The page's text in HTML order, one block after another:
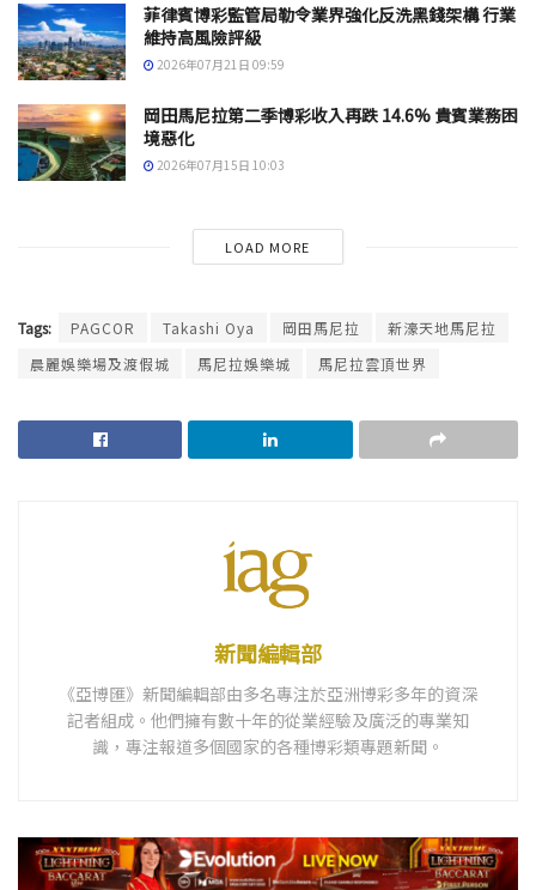
菲律賓博彩監管局勒令業界強化反洗黑錢架構 行業
維持高風險評級
2026年07月21日 09:59
岡田馬尼拉第二季博彩收入再跌 14.6% 貴賓業務困
境惡化
2026年07月15日 10:03
LOAD MORE
Tags: PAGCOR Takashi Oya 岡田馬尼拉
新濠天地馬尼拉
晨麗娛樂場及渡假城
馬尼拉娛樂城 馬尼拉雲頂世界
新聞編輯部
《亞博匯》新聞編輯部由多名專注於亞洲博彩多年的資深
記者組成。他們擁有數十年的從業經驗及廣泛的專業知
識，專注報道多個國家的各種博彩類專題新聞。